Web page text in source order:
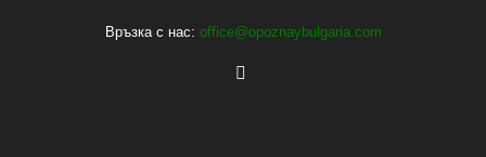
Връзка с нас: office@opoznaybulgaria.com